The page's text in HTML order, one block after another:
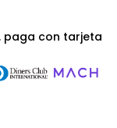
paga con tarjeta